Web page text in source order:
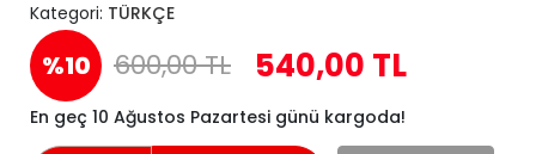
Kategori: TÜRKÇE
%10 600,00 TL 540,00 TL
En geç 10 Ağustos Pazartesi günü kargoda!